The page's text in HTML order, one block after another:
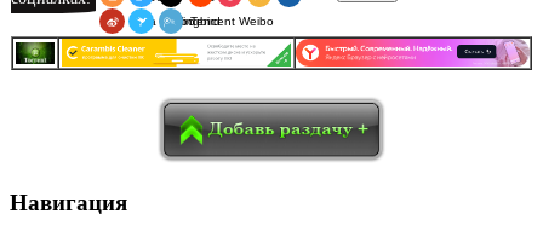
Похвалить
в
социалках:
Я.Мессенджер
ВКонтакте
Одноклассники
Telegram
X ViberWhatsApp
Мой МирPinterest
SkypeTumblrEvernoteLinkedInLiveJournal
BloggerDelicious
Digg redditPocketQzoneRenren
Sina Weibo
SurfingbirdTencent Weibo
Навигация